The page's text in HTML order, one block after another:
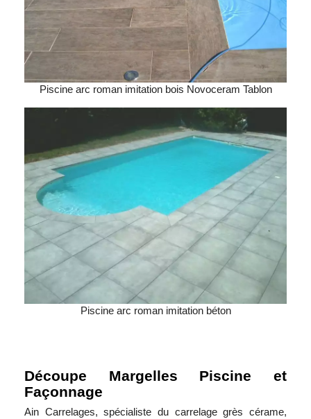
Piscine arc roman imitation bois Novoceram Tablon
Piscine arc roman imitation béton
Découpe Margelles Piscine et
Façonnage
Ain Carrelages, spécialiste du carrelage grès cérame,